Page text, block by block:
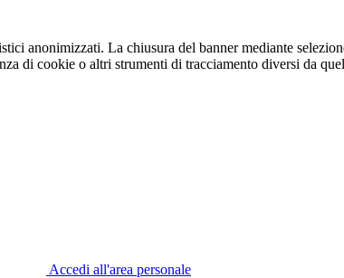
anonimizzati. La chiusura del banner mediante
di cookie o altri strumenti di tracciamento diversi da
Accedi all'area personale